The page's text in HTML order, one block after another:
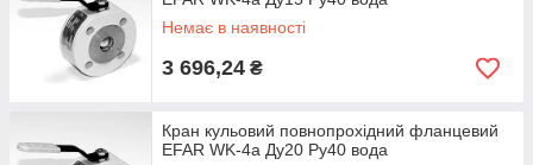
Немає в наявності
3 696,24 ₴
Кран кульовий повнопрохідний фланцевий
EFAR WK-4a Ду20 Ру40 вода